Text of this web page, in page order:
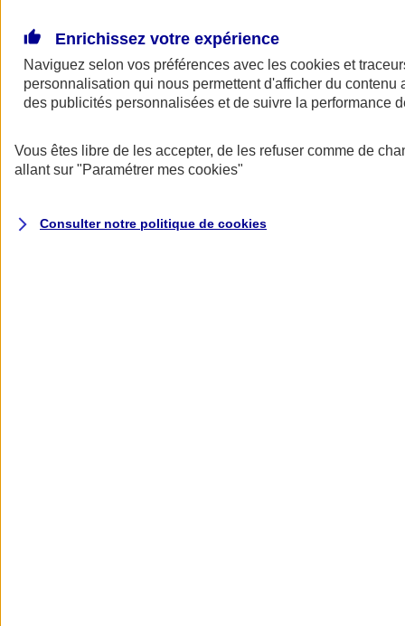
AXA Assurance
Enrichissez votre expérience
Naviguez selon vos préférences avec les cookies et
personnalisation qui nous permettent d'afficher du contenu
des publicités personnalisées et de suivre la performance
Vous êtes libre de les accepter, de les refuser comme de
allant sur "Paramétrer mes cookies"
Consulter notre politique de cookies